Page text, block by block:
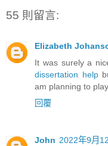
55 則留言:
Elizabeth
It was surely a
dissertation help
am planning to
回覆
John 2022年9月